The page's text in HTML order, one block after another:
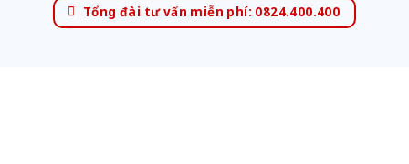
Tổng đài tư vấn miễn phí: 0824.400.400